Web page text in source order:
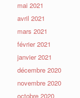
mai 2021
avril 2021
mars 2021
février 2021
janvier 2021
décembre 2020
novembre 2020
octobre 2020